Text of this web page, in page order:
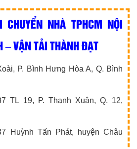
NHÀ TPHCM NỘI
VẬN TẢI THÀNH ĐẠT
P. Bình Hưng Hòa A, Q. Bình
TL 19, P. Thạnh Xuân, Q. 12,
Huỳnh Tấn Phát, huyện Châu